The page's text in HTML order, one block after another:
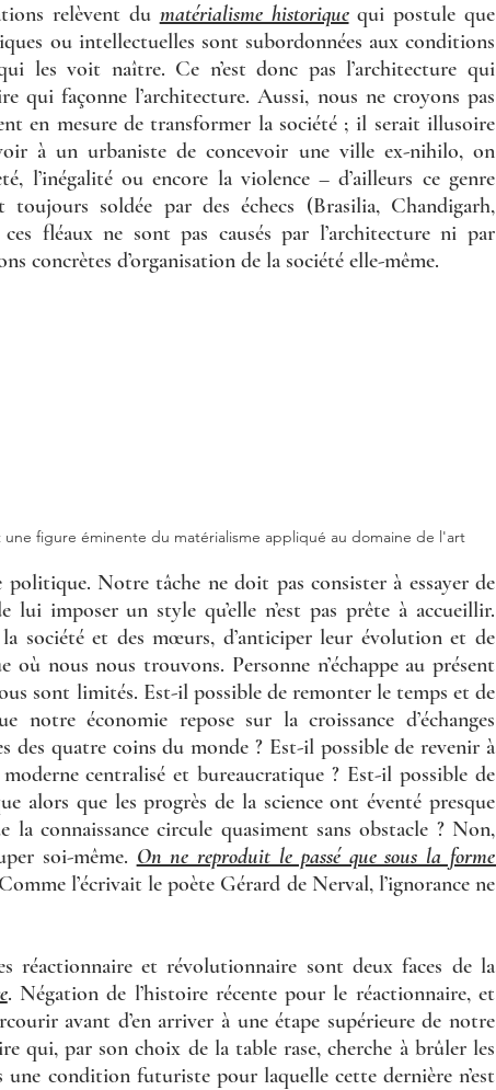
relèvent du matérialisme historique qui postule que
ou intellectuelles sont subordonnées aux conditions
qui les voit naître. Ce n’est donc pas l’architecture qui
qui façonne l’architecture. Aussi, nous ne croyons pas
en mesure de transformer la société ; il serait illusoire
à un urbaniste de concevoir une ville ex-nihilo, on
l’inégalité ou encore la violence – d’ailleurs ce genre
toujours soldée par des échecs (Brasilia, Chandigarh,
fléaux ne sont pas causés par l’architecture ni par
concrètes d’organisation de la société elle-même.
figure éminente du matérialisme appliqué au domaine de l'art
politique. Notre tâche ne doit pas consister à essayer de
lui imposer un style qu’elle n’est pas prête à accueillir.
société et des mœurs, d’anticiper leur évolution et de
nous nous trouvons. Personne n’échappe au présent
sont limités. Est-il possible de remonter le temps et de
notre économie repose sur la croissance d’échanges
des quatre coins du monde ? Est-il possible de revenir à
centralisé et bureaucratique ? Est-il possible de
alors que les progrès de la science ont éventé presque
connaissance circule quasiment sans obstacle ? Non,
soi-même. On ne reproduit le passé que sous la forme
l’écrivait le poète Gérard de Nerval, l’ignorance ne
réactionnaire et révolutionnaire sont deux faces de la
. Négation de l’histoire récente pour le réactionnaire, et
avant d’en arriver à une étape supérieure de notre
qui, par son choix de la table rase, cherche à brûler les
une condition futuriste pour laquelle cette dernière n’est